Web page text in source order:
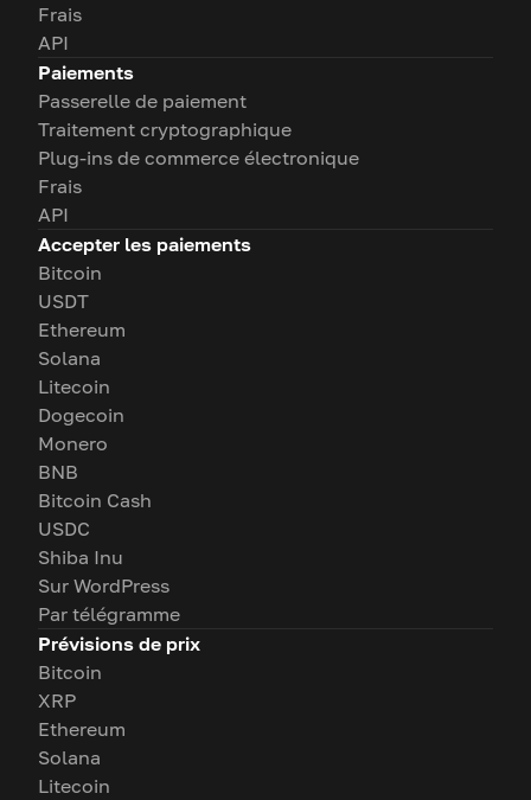
Frais
API
Paiements
Passerelle de paiement
Traitement cryptographique
Plug-ins de commerce électronique
Frais
API
Accepter les paiements
Bitcoin
USDT
Ethereum
Solana
Litecoin
Dogecoin
Monero
BNB
Bitcoin Cash
USDC
Shiba Inu
Sur WordPress
Par télégramme
Prévisions de prix
Bitcoin
XRP
Ethereum
Solana
Litecoin